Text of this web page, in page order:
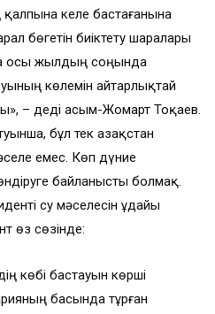
қалпына келе бастағанына
бөгетін биіктету шаралары
осы жылдың соңында
көлемін айтарлықтай
– деді Қасым-Жомарт Тоқаев.
бұл тек Қазақстан
емес. Көп дүние
байланысты болмақ.
су мәселесін ұдайы
өз сөзінде:
көбі бастауын көрші
басында тұрған